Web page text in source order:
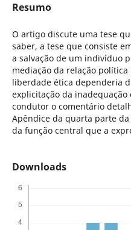
Resumo
O artigo discute uma tese
saber, a tese que consiste
a salvação de um indivíduo
mediação da relação
liberdade ética dependeria
explicitação da
condutor o comentário
Apêndice da quarta parte
da função central que a
Downloads